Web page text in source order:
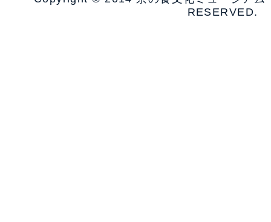
RESERVED.